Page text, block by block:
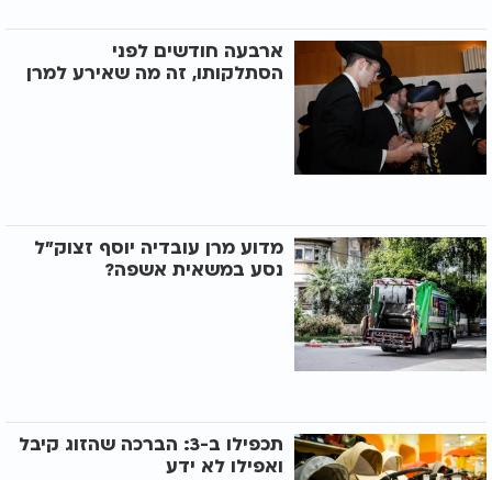
ארבעה חודשים לפני
הסתלקותו, זה מה שאירע למרן
מדוע מרן עובדיה יוסף זצוק"ל
נסע במשאית אשפה?
תכפילו ב-3: הברכה שהזוג קיבל
ואפילו לא ידע